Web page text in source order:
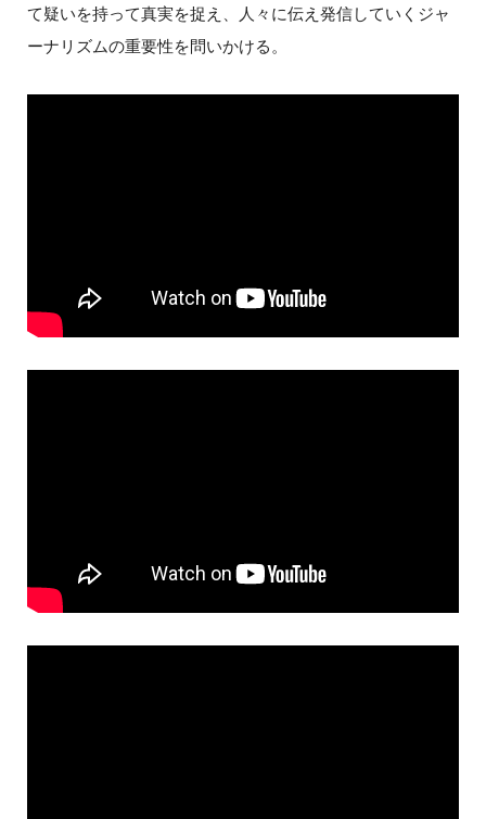
て疑いを持って真実を捉え、人々に伝え発信していくジャ
ーナリズムの重要性を問いかける。